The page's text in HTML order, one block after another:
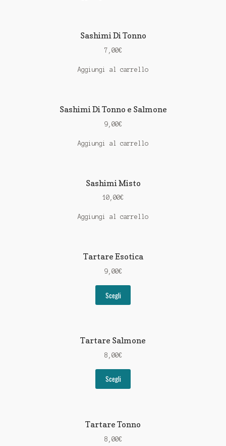
Sashimi Di Tonno
7,00€
Aggiungi al carrello
Sashimi Di Tonno e Salmone
9,00€
Aggiungi al carrello
Sashimi Misto
10,00€
Aggiungi al carrello
Tartare Esotica
9,00€
Scegli
Tartare Salmone
8,00€
Scegli
Tartare Tonno
8,00€